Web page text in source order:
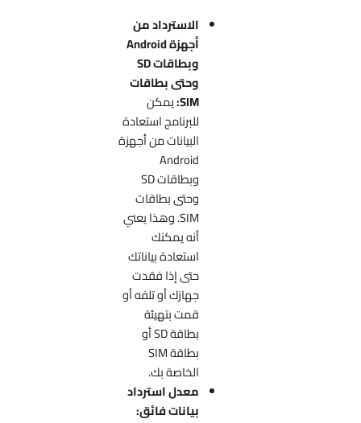
الاسترداد من
أجهزة Android
وبطاقات SD
وحتى بطاقات
SIM:يمكن
للبرنامج استعادة
البيانات من أجهزة
Android
وبطاقات SD
وحتى بطاقات
SIM. وهذا يعني
أنه يمكنك
استعادة بياناتك
حتى إذا فقدت
جهازك أو تلفه أو
قمت بتهيئة
بطاقة SD أو
بطاقة SIM
الخاصة بك.
معدل استرداد
بيانات فائق: